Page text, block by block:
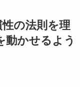
の法則を理
動かせるよう